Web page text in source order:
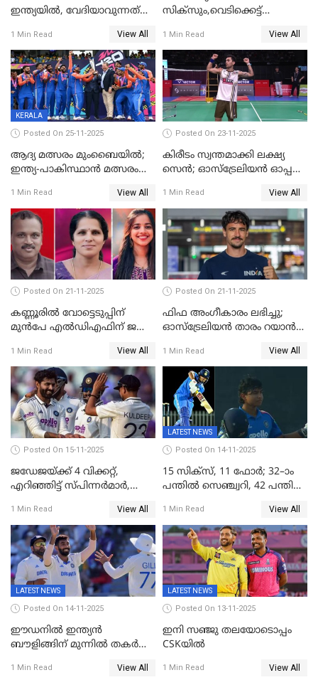
ഇന്ത്യയിൽ, വേദിയാവുന്നത്
1 Min Read View All
സിക്‌സും,വെടിക്കെട്ട്
അര്‍ധ സെഞ്ചുറിയുമായി
സഞ്ജു; ഒഡിഷയെ 10
വിക്കറ്റിന് തകര്‍ത്ത് കേരളം
1 Min Read View All
KERALA
Posted On 25-11-2025
ആദ്യ മത്സരം മുംബൈയിൽ;
ഇന്ത്യ-പാകിസ്ഥാൻ മത്സരം
ലോകകപ്പിന്‍റെ മത്സരക്രമം
പ്രഖ്യാപിച്ചു
1 Min Read View All
Posted On 23-11-2025
കിരീടം സ്വന്തമാക്കി ലക്ഷ്യ
സെന്‍; ഓസ്ട്രേലിയന്‍ ഓപ്പണ്‍
1 Min Read View All
Posted On 21-11-2025
കണ്ണൂരിൽ വോട്ടെടുപ്പിന്
മുൻപേ എൽഡിഎഫിന് ജയം;
സ്ഥാനാർഥികളില്ല
1 Min Read View All
Posted On 21-11-2025
ഫിഫ അംഗീകാരം ലഭിച്ചു;
ഓസ്‌ട്രേലിയന്‍ താരം റയാന്‍
നീലക്കുപ്പായത്തില്‍ കളിക്കാം
1 Min Read View All
Posted On 15-11-2025
ജഡേജയ്ക്ക് 4 വിക്കറ്റ്,
എറിഞ്ഞിട്ട് സ്പിന്നർമാർ,
പ്രോട്ടീസ്
1 Min Read View All
LATEST NEWS
Posted On 14-11-2025
15 സിക്സ്, 11 ഫോർ; 32–ാം
പന്തിൽ സെഞ്ച്വറി, 42 പന്തിൽ
1 Min Read View All
LATEST NEWS
Posted On 14-11-2025
ഈഡനിൽ ഇന്ത്യൻ
ബൗളിങ്ങിന് മുന്നിൽ തകർന്ന്
പുറത്ത്; ബുമ്രയ്ക്ക് അഞ്ച്
1 Min Read View All
LATEST NEWS
Posted On 13-11-2025
ഇനി സഞ്ജു തലയോടൊപ്പം
CSKയിൽ
1 Min Read View All